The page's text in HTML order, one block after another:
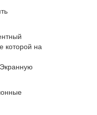
которой на